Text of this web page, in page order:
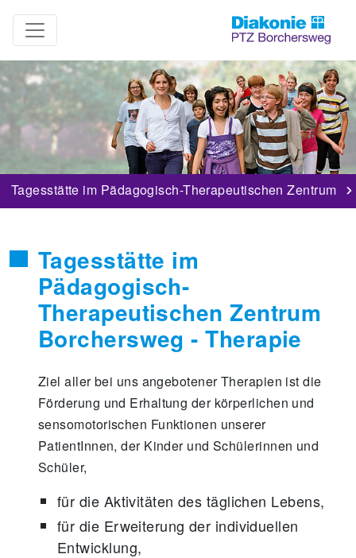
Tagesstätte im Pädagogisch-Therapeutischen Zentrum
Tagesstätte im
Pädagogisch-
Therapeutischen Zentrum
Borchersweg - Therapie
Ziel aller bei uns angebotener Therapien ist die
Förderung und Erhaltung der körperlichen und
sensomotorischen Funktionen unserer
PatientInnen, der Kinder und Schülerinnen und
Schüler,
für die Aktivitäten des täglichen Lebens,
für die Erweiterung der individuellen
Entwicklung,